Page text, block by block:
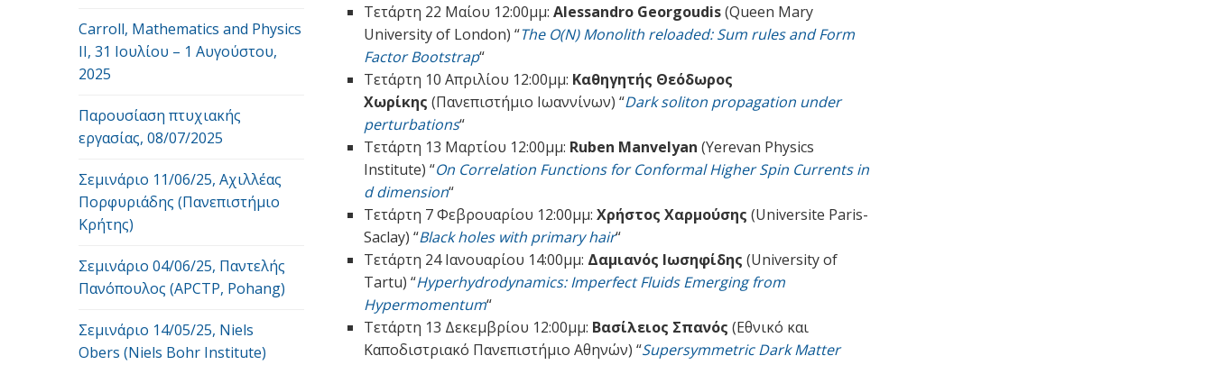
Carroll, Mathematics and Physics
ΙΙ, 31 Ιουλίου – 1 Αυγούστου,
2025
Παρουσίαση πτυχιακής
εργασίας, 08/07/2025
Σεμινάριο 11/06/25, Αχιλλέας
Πορφυριάδης (Πανεπιστήμιο
Κρήτης)
Σεμινάριο 04/06/25, Παντελής
Πανόπουλος (APCTP, Pohang)
Σεμινάριο 14/05/25, Niels
Obers (Niels Bohr Institute)
Τετάρτη 22 Μαίου 12:00μμ: Alessandro Georgoudis(Queen Mary
University of London) “The O(N) Monolith reloaded: Sum rules and Form
Factor Bootstrap“
Τετάρτη 10 Απριλίου 12:00μμ: Καθηγητής Θεόδωρος
Χωρίκης (Πανεπιστήμιο Ιωαννίνων) “Dark soliton propagation under
perturbations“
Τετάρτη 13 Μαρτίου 12:00μμ: Ruben Manvelyan (Yerevan Physics
Institute) “On Correlation Functions for Conformal Higher Spin Currents in
d dimension“
Τετάρτη 7 Φεβρουαρίου 12:00μμ: Χρήστος Χαρμούσης (Universite Paris-
Saclay) “Black holes with primary hair“
Τετάρτη 24 Ιανουαρίου 14:00μμ: Δαμιανός Ιωσηφίδης (University of
Tartu) “Hyperhydrodynamics: Imperfect Fluids Emerging from
Hypermomentum“
Τετάρτη 13 Δεκεμβρίου 12:00μμ: Βασίλειος Σπανός (Εθνικό και
Καποδιστριακό Πανεπιστήμιο Αθηνών) “Supersymmetric Dark Matter